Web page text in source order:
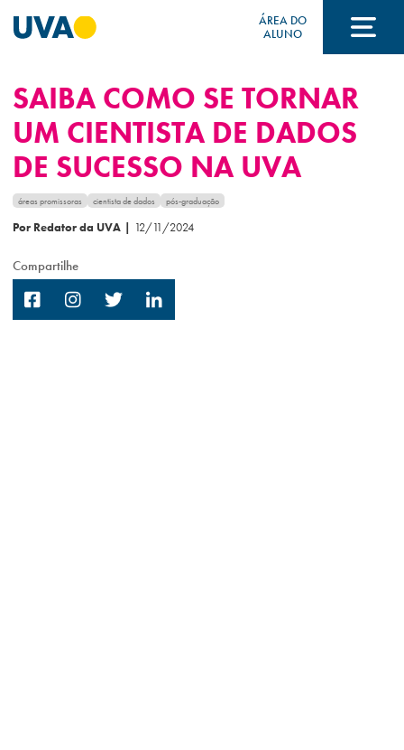
ÁREA DO
ALUNO
A UVA
CURSOS
FORMAS DE INGRESSO
FINANCIAMENTO E BOLSAS
SAIBA COMO SE TORNAR
UM CIENTISTA DE DADOS
DE SUCESSO NA UVA
áreas promissoras cientista de dados pós-graduação
Por Redator da UVA | 12/11/2024
Compartilhe